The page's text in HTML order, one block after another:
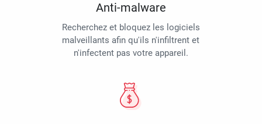
Anti-malware
Recherchez et bloquez les logiciels
malveillants afin qu'ils n'infiltrent et
n'infectent pas votre appareil.